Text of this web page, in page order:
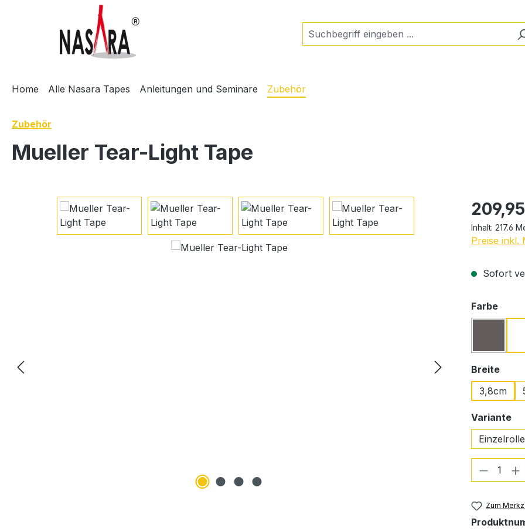
Hauptinhalt springen
Zur Hauptnavigation springen
Home Alle Nasara Tapes Anleitungen und Seminare Zubehör
Zubehör
Mueller Tear-Light Tape
Bildergalerie überspringen Regulärer
Inhalt: 217.6
Preise inkl.
Sofort
Farbe
Breite
3,8cm
Variante
Einzelrolle
Zum